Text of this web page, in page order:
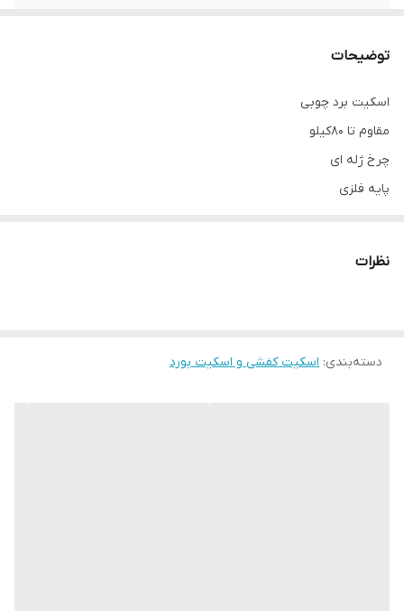
توضیحات
اسکیت برد چوبی
مقاوم تا ۸۰‌کیلو‌
چرخ ژله ای
پایه فلزی
نظرات
دسته‌بندی: اسکیت کفشی و اسکیت بورد